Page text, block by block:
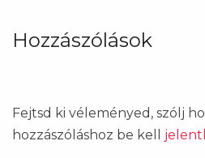
Hozzászólások
Fejtsd ki véleményed, szólj
hozzászóláshoz be kell